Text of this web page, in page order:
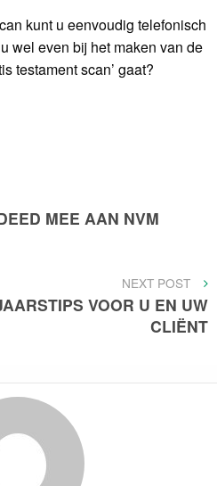
kunt u eenvoudig telefonisch
wel even bij het maken van de
testament scan’ gaat?
MEE AAN NVM
NEXT
POST
NEXT POST
VOOR U EN UW
CLIËNT